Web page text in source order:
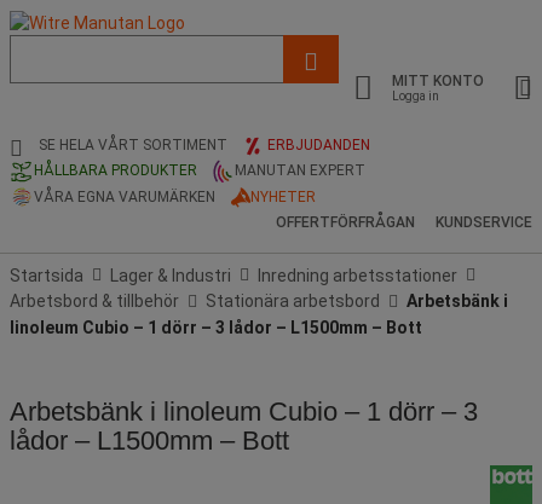
och
sökhistorik
MITT KONTO
Logga in
SE HELA VÅRT SORTIMENT
ERBJUDANDEN
HÅLLBARA PRODUKTER
MANUTAN EXPERT
VÅRA EGNA VARUMÄRKEN
NYHETER
OFFERTFÖRFRÅGAN
KUNDSERVICE
Startsida Lager & Industri
Inredning arbetsstationer
Arbetsbord & tillbehör
Stationära arbetsbord
Arbetsbänk i
linoleum Cubio – 1 dörr – 3 lådor – L1500mm – Bott
Arbetsbänk i linoleum Cubio – 1 dörr – 3
lådor – L1500mm – Bott